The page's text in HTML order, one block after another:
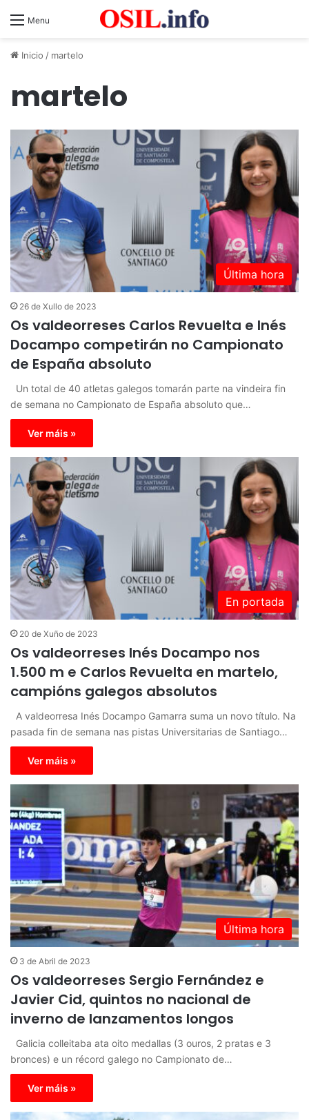
Menu
Inicio / martelo
martelo
Última hora
26 de Xullo de 2023
Os valdeorreses Carlos Revuelta e Inés
Docampo competirán no Campionato
de España absoluto
Un total de 40 atletas galegos tomarán parte na vindeira fin
de semana no Campionato de España absoluto que…
Ver máis »
En portada
20 de Xuño de 2023
Os valdeorreses Inés Docampo nos
1.500 m e Carlos Revuelta en martelo,
campións galegos absolutos
A valdeorresa Inés Docampo Gamarra suma un novo título. Na
pasada fin de semana nas pistas Universitarias de Santiago…
Ver máis »
Última hora
3 de Abril de 2023
Os valdeorreses Sergio Fernández e
Javier Cid, quintos no nacional de
inverno de lanzamentos longos
Galicia colleitaba ata oito medallas (3 ouros, 2 pratas e 3
bronces) e un récord galego no Campionato de…
Ver máis »